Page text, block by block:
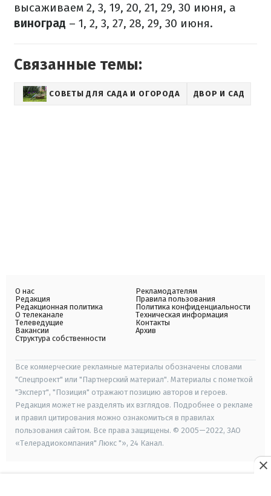
высаживаем 2, 3, 19, 20, 21, 29, 30 июня, а
виноград – 1, 2, 3, 27, 28, 29, 30 июня.
Связанные темы:
СОВЕТЫ ДЛЯ САДА И ОГОРОДА ДВОР И САД
О нас
Редакция
Редакционная политика
О телеканале
Телеведущие
Вакансии
Структура собственности
Рекламодателям
Правила пользования
Политика конфиденциальности
Техническая информация
Контакты
Архив
Все коммерческие рекламные материалы обозначены словами
"Спецпроект" или "Партнерский материал". Материалы с пометкой
"Эксперт", "Позиция" отражают позицию авторов и героев.
Редакция может не разделять их взглядов. Подробнее о рекламе
и правил цитирования можно ознакомиться в правилах
пользования сайтом. Все права защищены. © 2005—2022, ЗАО
«Телерадиокомпания" Люкс "», 24 Канал.